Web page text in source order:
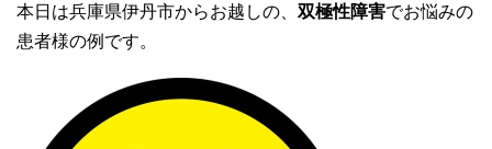
本日は兵庫県伊丹市からお越しの、 双極性障害でお悩みの
患者様の例です。